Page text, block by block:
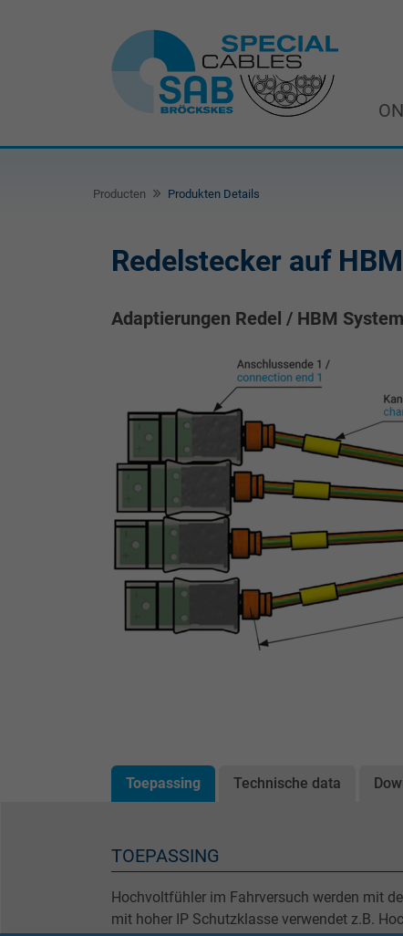
Producten Produkten Details
Redelstecker auf HBM
Adaptierungen Redel / HBM
Toepassing Technische data
TOEPASSING
Hochvoltfühler im Fahrversuch werden mit
mit hoher IP Schutzklasse verwendet z.B.